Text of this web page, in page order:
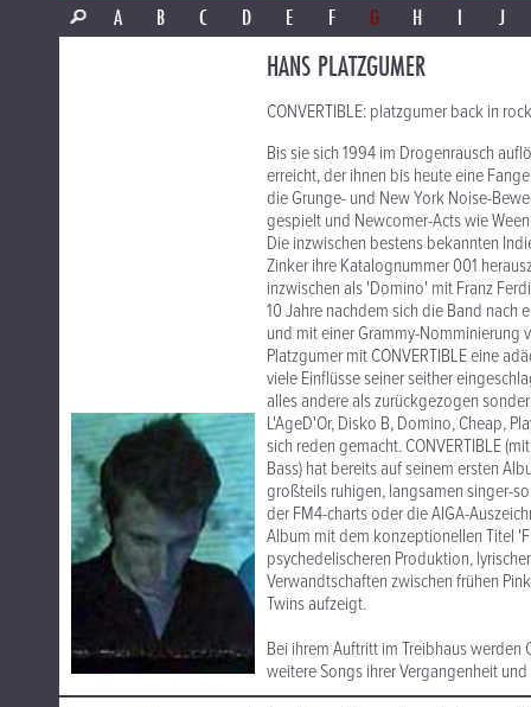
A
B C D E F G H I J
HANS PLATZGUMER
CONVERTIBLE: platzgumer back in rock
Bis sie sich 1994 im Drogenrausch
erreicht, der ihnen bis heute eine
die Grunge- und New York Noise-
gespielt und Newcomer-Acts wie
Die inzwischen bestens bekannten
Zinker ihre Katalognummer 001
inzwischen als 'Domino' mit Franz
10 Jahre nachdem sich die Band nach
und mit einer Grammy-Nomminierung
Platzgumer mit CONVERTIBLE eine
viele Einflüsse seiner seither
alles andere als zurückgezogen
L'AgeD'Or, Disko B, Domino, Cheap,
sich reden gemacht. CONVERTIBLE
Bass) hat bereits auf seinem ersten
großteils ruhigen, langsamen singer-
der FM4-charts oder die AIGA-
Album mit dem konzeptionellen Titel
psychedelischeren Produktion,
Verwandtschaften zwischen frühen
Twins aufzeigt.
Bei ihrem Auftritt im Treibhaus werden
weitere Songs ihrer Vergangenheit